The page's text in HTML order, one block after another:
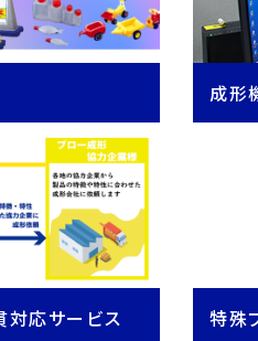
成形
対応サービス 特殊